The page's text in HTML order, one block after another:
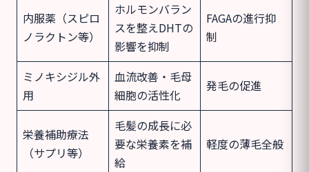
内服薬（スピロ
ノラクトン等）
ホルモンバラン
スを整えDHTの
影響を抑制
FAGAの進行抑
制
ミノキシジル外
用
血流改善・毛母
細胞の活性化
発毛の促進
栄養補助療法
（サプリ等）
毛髪の成長に必
要な栄養素を補
給
軽度の薄毛全般